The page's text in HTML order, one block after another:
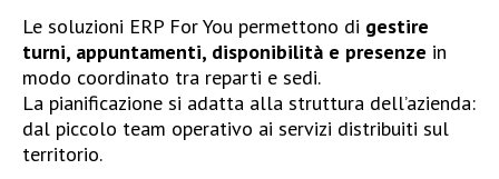
Le soluzioni ERP For You permettono di gestire
turni, appuntamenti, disponibilità e presenze in
modo coordinato tra reparti e sedi.
La pianificazione si adatta alla struttura dell’azienda:
dal piccolo team operativo ai servizi distribuiti sul
territorio.